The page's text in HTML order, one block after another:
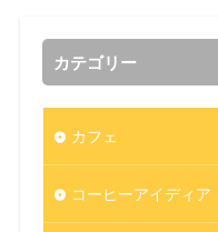
カテゴリー
カフェ
コーヒーアイディア